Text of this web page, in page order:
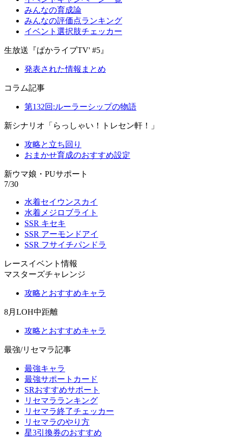
みんなの育成論
みんなの評価点ランキング
イベント選択肢チェッカー
生放送『ぱかライブTV' #5』
発表された情報まとめ
コラム記事
第132回:ルーラーシップの物語
新シナリオ「らっしゃい！トレセン軒！」
攻略と立ち回り
おまかせ育成のおすすめ設定
新ウマ娘・PUサポート
7/30
水着セイウンスカイ
水着メジロブライト
SSR キセキ
SSR アーモンドアイ
SSR フサイチパンドラ
レースイベント情報
マスターズチャレンジ
攻略とおすすめキャラ
8月LOH中距離
攻略とおすすめキャラ
最強/リセマラ記事
最強キャラ
最強サポートカード
SRおすすめサポート
リセマラランキング
リセマラ終了チェッカー
リセマラのやり方
星3引換券のおすすめ